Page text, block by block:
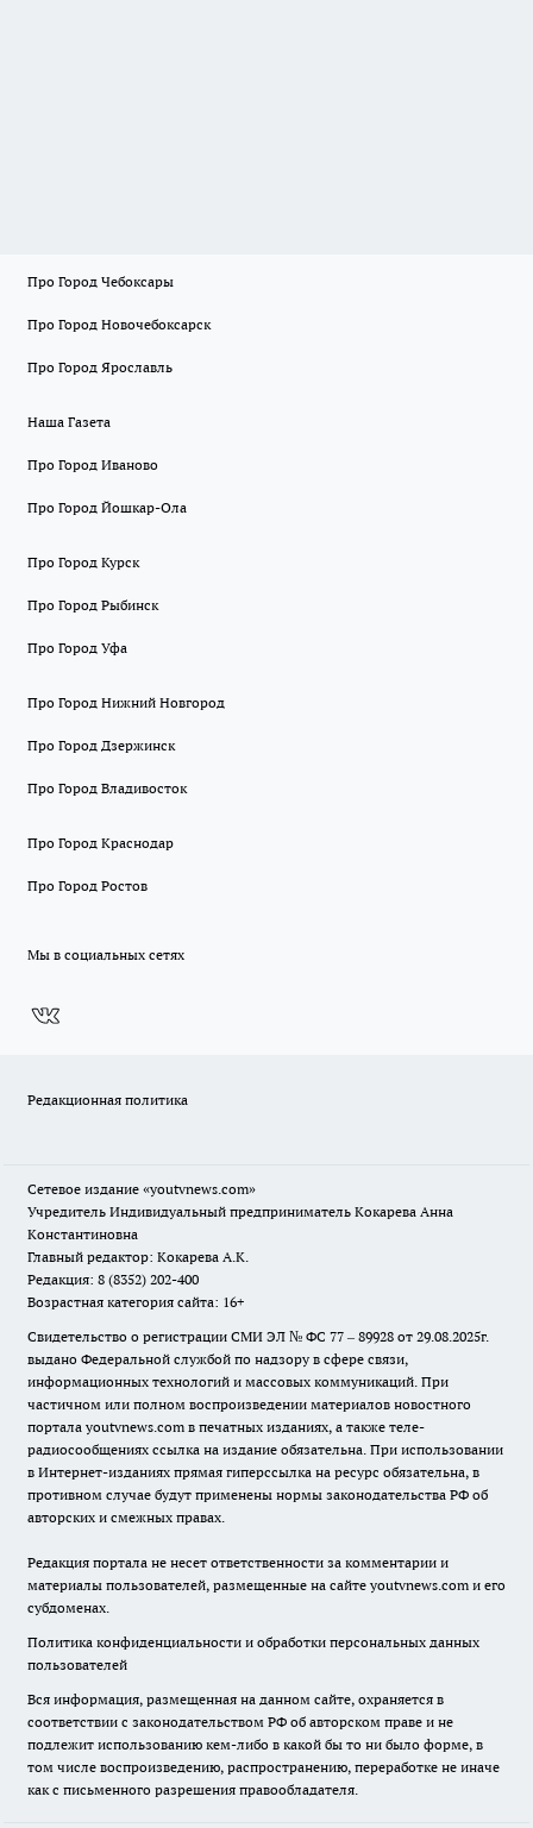
Про Город Чебоксары
Про Город Новочебоксарск
Про Город Ярославль
Наша Газета
Про Город Иваново
Про Город Йошкар-Ола
Про Город Курск
Про Город Рыбинск
Про Город Уфа
Про Город Нижний Новгород
Про Город Дзержинск
Про Город Владивосток
Про Город Краснодар
Про Город Ростов
Мы в социальных сетях
Редакционная политика
Сетевое издание «youtvnews.com»
Учредитель Индивидуальный предприниматель Кокарева Анна
Константиновна
Главный редактор: Кокарева А.К.
Редакция: 8 (8352) 202-400
Возрастная категория сайта: 16+
Свидетельство о регистрации СМИ ЭЛ № ФС 77 – 89928 от 29.08.2025г.
выдано Федеральной службой по надзору в сфере связи,
информационных технологий и массовых коммуникаций. При
частичном или полном воспроизведении материалов новостного
портала youtvnews.com в печатных изданиях, а также теле-
радиосообщениях ссылка на издание обязательна. При использовании
в Интернет-изданиях прямая гиперссылка на ресурс обязательна, в
противном случае будут применены нормы законодательства РФ об
авторских и смежных правах.
Редакция портала не несет ответственности за комментарии и
материалы пользователей, размещенные на сайте youtvnews.com и его
субдоменах.
Политика конфиденциальности и обработки персональных данных
пользователей
Вся информация, размещенная на данном сайте, охраняется в
соответствии с законодательством РФ об авторском праве и не
подлежит использованию кем-либо в какой бы то ни было форме, в
том числе воспроизведению, распространению, переработке не иначе
как с письменного разрешения правообладателя.